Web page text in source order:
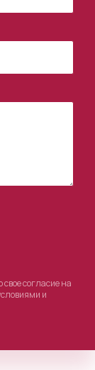
согласие на
и